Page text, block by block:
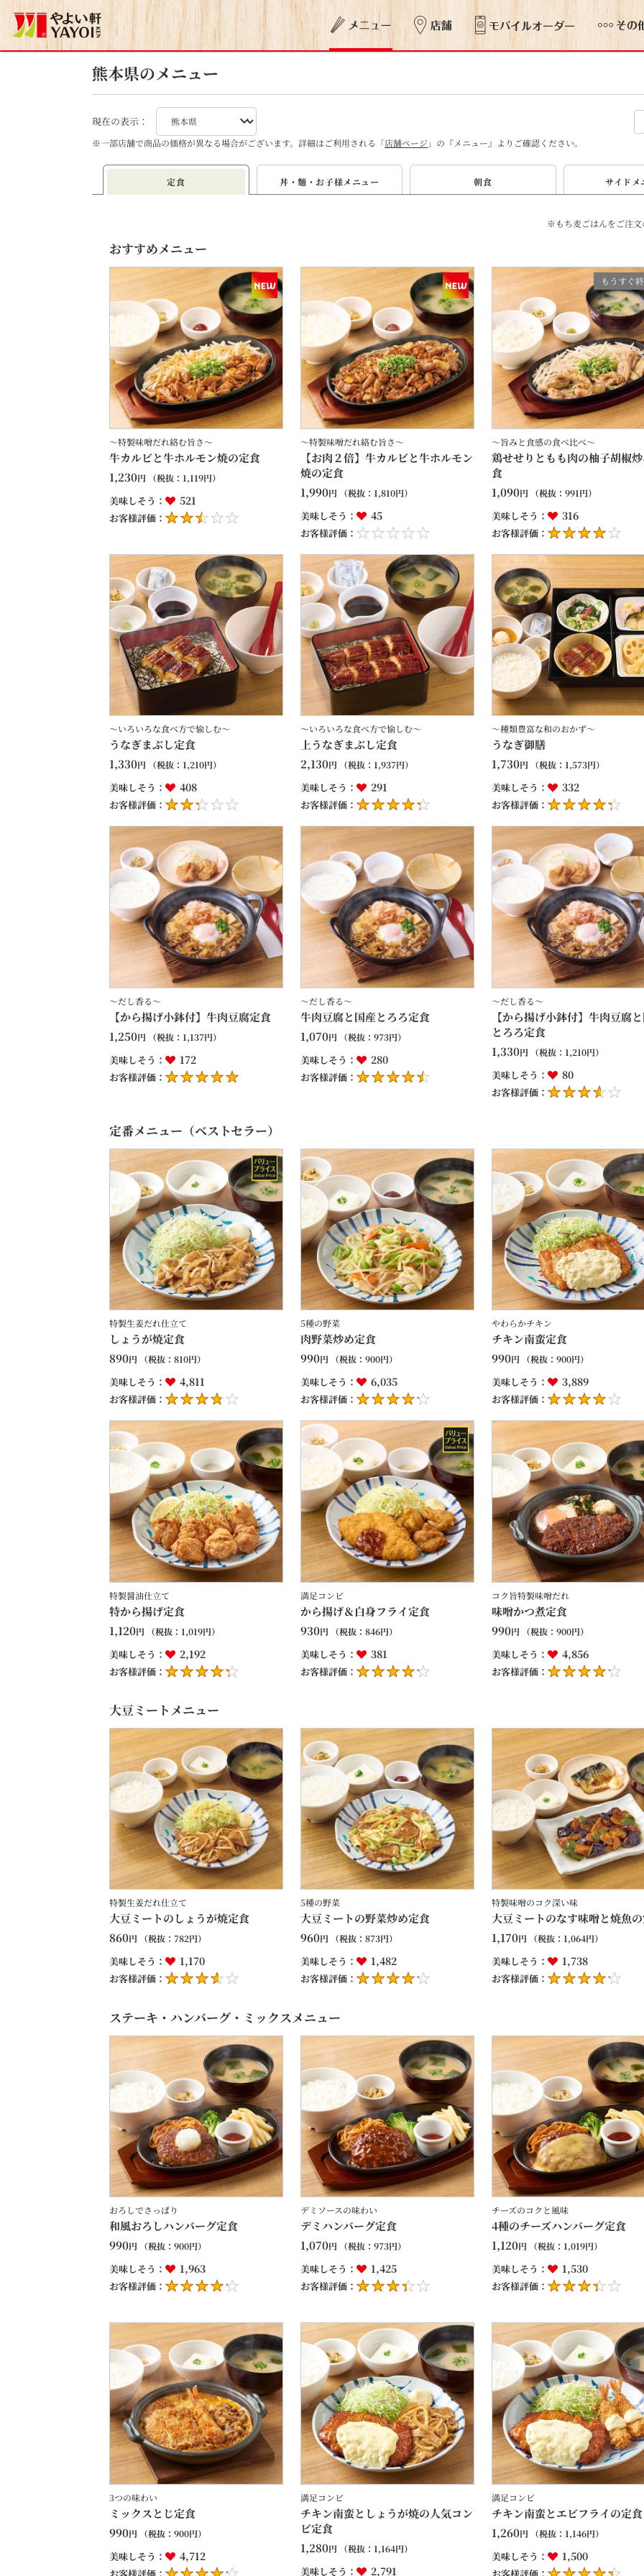
熊本県のメニュー
現在の表示：
※一部店舗で商品の価格が異なる場合がございます。詳細はご利用される「店舗ページ 」の『メニュー』よりご確認ください。
定食 丼・麵・お子様メニュー 朝食 サイド メ
※もち麦ごはんをご注文
おすすめメニュー
～特製味噌だれ絡む旨さ～
牛カルビと牛ホルモン焼の定食
1,230円 （税抜： 1,119円）
美味しそう： 521
お客様評価：
～特製味噌だれ絡む旨さ～
【お肉２倍】牛カルビと牛ホルモン
焼の定食
1,990円 （税抜： 1,810円）
美味しそう： 45
お客様評価：
もうすぐ
～旨みと食感の食べ比べ～
鶏せせりともも肉の柚子胡椒
食
1,090円 （税抜： 991円）
美味しそう： 316
お客様評価：
～いろいろな食べ方で愉しむ～
うなぎまぶし定食
1,330円 （税抜： 1,210円）
美味しそう： 408
お客様評価：
～いろいろな食べ方で愉しむ～
上うなぎまぶし定食
2,130円 （税抜： 1,937円）
美味しそう： 291
お客様評価：
～種類豊富な和のおかず～
うなぎ御膳
1,730円 （税抜： 1,573円）
美味しそう： 332
お客様評価：
～だし香る～
【から揚げ小鉢付】牛肉豆腐定食
1,250円 （税抜： 1,137円）
美味しそう： 172
お客様評価：
～だし香る～
牛肉豆腐と国産とろろ定食
1,070円 （税抜： 973円）
美味しそう： 280
お客様評価：
～だし香る～
【から揚げ小鉢付】牛肉豆腐
とろろ定食
1,330円 （税抜： 1,210円）
美味しそう： 80
お客様評価：
定番メニュー（ベストセラー）
特製生姜だれ仕立て
しょうが焼定食
890円 （税抜： 810円）
美味しそう： 4,811
お客様評価：
5種の野菜
肉野菜炒め定食
990円 （税抜： 900円）
美味しそう： 6,035
お客様評価：
やわらかチキン
チキン南蛮定食
990円 （税抜： 900円）
美味しそう： 3,889
お客様評価：
特製醤油仕立て
特から揚げ定食
1,120円 （税抜： 1,019円）
美味しそう： 2,192
お客様評価：
満足コンビ
から揚げ＆白身フライ定食
930円 （税抜： 846円）
美味しそう： 381
お客様評価：
コク旨特製味噌だれ
味噌かつ煮定食
990円 （税抜： 900円）
美味しそう： 4,856
お客様評価：
大豆ミートメニュー
特製生姜だれ仕立て
大豆ミートのしょうが焼定食
860円 （税抜： 782円）
美味しそう： 1,170
お客様評価：
5種の野菜
大豆ミートの野菜炒め定食
960円 （税抜： 873円）
美味しそう： 1,482
お客様評価：
特製味噌のコク深い味
大豆ミートのなす味噌と焼魚
1,170円 （税抜： 1,064円）
美味しそう： 1,738
お客様評価：
ステーキ・ハンバーグ・ミックスメニュー
おろしでさっぱり
和風おろしハンバーグ定食
990円 （税抜： 900円）
美味しそう： 1,963
お客様評価：
デミソースの味わい
デミハンバーグ定食
1,070円 （税抜： 973円）
美味しそう： 1,425
お客様評価：
チーズのコクと風味
4種のチーズハンバーグ定食
1,120円 （税抜： 1,019円）
美味しそう： 1,530
お客様評価：
3つの味わい
ミックスとじ定食
990円 （税抜： 900円）
美味しそう： 4,712
お客様評価：
満足コンビ
チキン南蛮としょうが焼の人気コン
ビ定食
1,280円 （税抜： 1,164円）
美味しそう： 2,791
満足コンビ
チキン南蛮とエビフライの定食
1,260円 （税抜： 1,146円）
美味しそう： 1,500
お客様評価：